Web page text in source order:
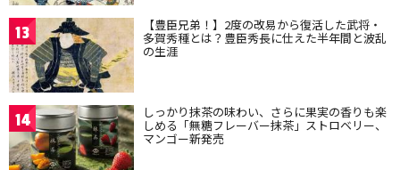
13 【豊臣兄弟！】2度の改易から復活した武将・
多賀秀種とは？豊臣秀長に仕えた半年間と波乱
の生涯
14 しっかり抹茶の味わい、さらに果実の香りも楽
しめる「無糖フレーバー抹茶」ストロベリー、
マンゴー新発売